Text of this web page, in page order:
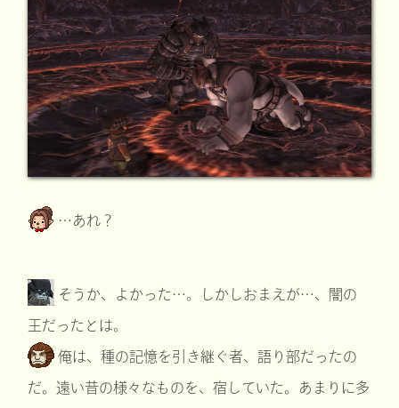
…あれ？
そうか、よかった…。しかしおまえが…、闇の
王だったとは。
俺は、種の記憶を引き継ぐ者、語り部だったの
だ。遠い昔の様々なものを、宿していた。あまりに多